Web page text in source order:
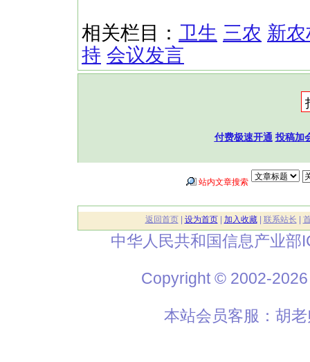
相关栏目： 卫生 三农 新
持 会议发言
付费极速开通 投稿加
站内文章搜索
返回首页| 设为首页| 加入收藏| 联系站长
中华人民共和国信息产业部
Copyright © 2002-
本站会员客服：胡